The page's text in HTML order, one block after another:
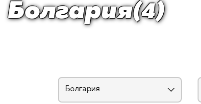
Болгария(4)